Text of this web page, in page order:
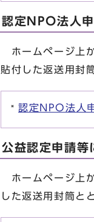
認定NPO法人
ホームページ上
貼付した返送用封
認定NPO法人
公益認定申請等
ホームページ上
した返送用封筒と